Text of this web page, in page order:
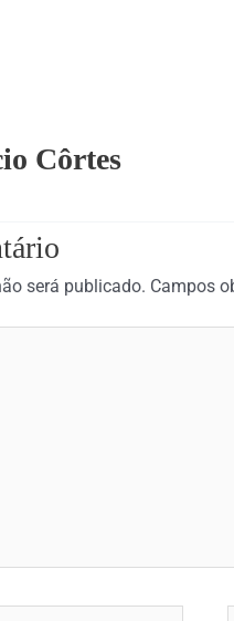
Côrtes
será publicado. Campos